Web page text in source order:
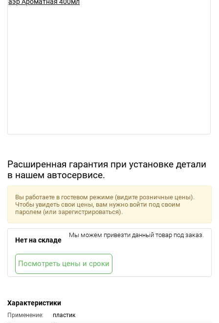
Расширенная гарантия при установке детали
в нашем автосервисе.
Характеристики
Применение:
пластик
Вы работаете в гостевом режиме (видите розничные цены).
Чтобы увидеть свои цены, вам нужно войти под своим
паролем (или зарегистрироваться).
Нет на складе
Мы можем привезти данный товар под заказ.
Посмотреть цены и сроки